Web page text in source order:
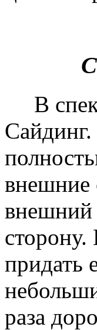
В
внешние
внешний
придать
раза